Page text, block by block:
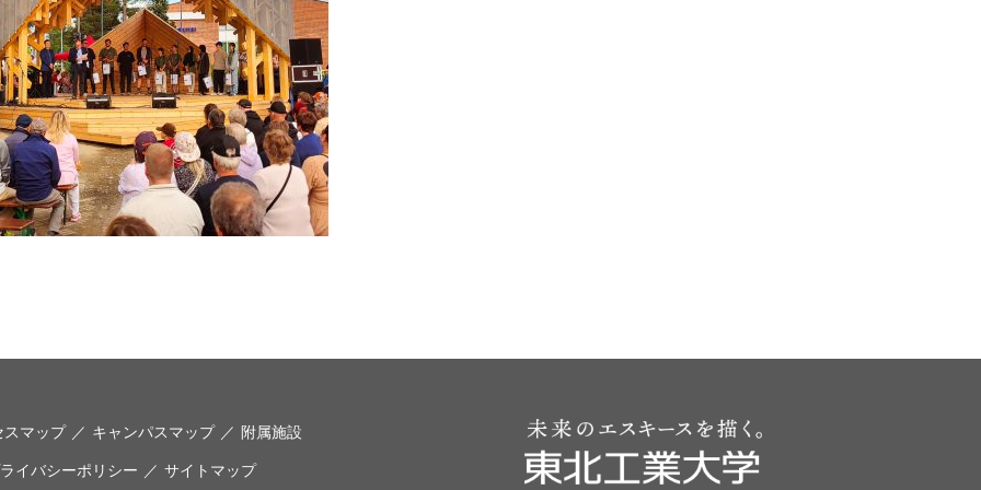
スマップ キャンパスマップ 附属施設
イバシーポリシー サイトマップ